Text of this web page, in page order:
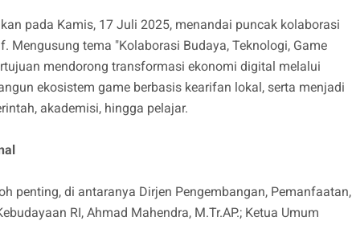
pada Kamis, 17 Juli 2025, menandai puncak kolaborasi
Mengusung tema "Kolaborasi Budaya, Teknologi, Game
mendorong transformasi ekonomi digital melalui
ekosistem game berbasis kearifan lokal, serta menjadi
akademisi, hingga pelajar.
penting, di antaranya Dirjen Pengembangan, Pemanfaatan,
RI, Ahmad Mahendra, M.Tr.AP.; Ketua Umum